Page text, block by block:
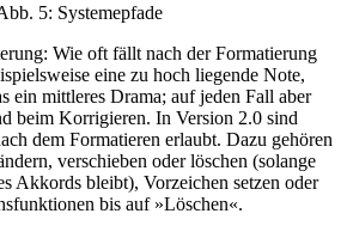
5: Systemepfade
Wie oft fällt nach der Formatierung
eine zu hoch liegende Note,
ein mittleres Drama; auf jeden Fall aber
beim Korrigieren. In Version 2.0 sind
dem Formatieren erlaubt. Dazu gehören
verschieben oder löschen (solange
Akkords bleibt), Vorzeichen setzen oder
bis auf »Löschen«.